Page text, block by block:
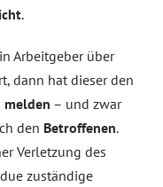
.
Arbeitgeber über
dann hat dieser den
melden – und zwar
den Betroffenen.
Verletzung des
zuständige